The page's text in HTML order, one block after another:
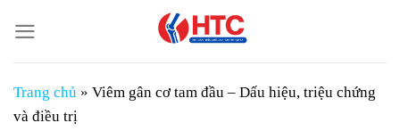
đến
nội
dung
Trang chủ » Viêm gân cơ tam đầu – Dấu hiệu, triệu chứng
và điều trị